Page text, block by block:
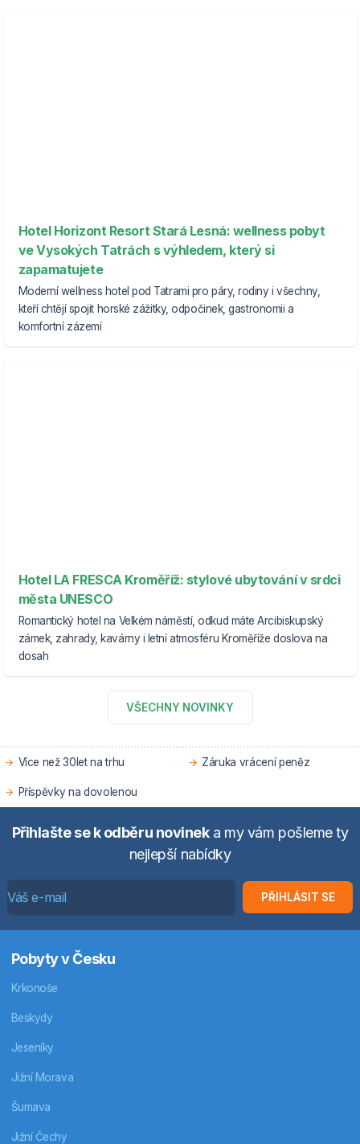
Hotel Horizont Resort Stará Lesná: wellness pobyt
ve Vysokých Tatrách s výhledem, který si
zapamatujete
Moderní wellness hotel pod Tatrami pro páry, rodiny i všechny,
kteří chtějí spojit horské zážitky, odpočinek, gastronomii a
komfortní zázemí
Hotel LA FRESCA Kroměříž: stylové ubytování v srdci
města UNESCO
Romantický hotel na Velkém náměstí, odkud máte Arcibiskupský
zámek, zahrady, kavárny i letní atmosféru Kroměříže doslova na
dosah
VŠECHNY NOVINKY
Více než 30let na trhu Záruka vrácení peněz
Příspěvky na dovolenou
Přihlašte se k odběru novineka my vám pošleme ty
nejlepší nabídky
PŘIHLÁSIT SE
Pobyty v Česku
Krkonoše
Beskydy
Jeseníky
Jižní Morava
Šumava
Jižní Čechy